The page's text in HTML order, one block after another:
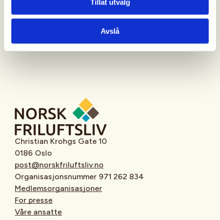
Tillat utvalg
Avslå
Oppmøtested
Christian Krohgs Gate 10
0186 Oslo
post@norskfriluftsliv.no
Organisasjonsnummer 971 262 834
Medlemsorganisasjoner
For presse
Våre ansatte